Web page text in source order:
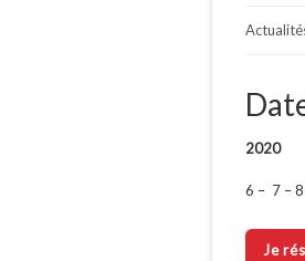
2020
6 – 7 – 8
Je